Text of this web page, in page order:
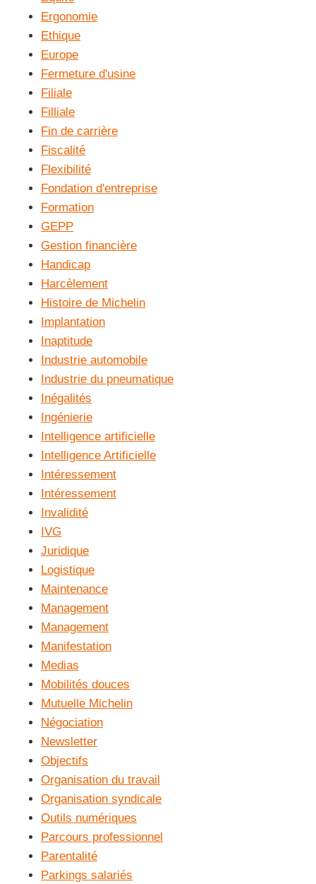
Ergonomie
Ethique
Europe
Fermeture d'usine
Filiale
Filliale
Fin de carrière
Fiscalité
Flexibilité
Fondation d'entreprise
Formation
GEPP
Gestion financière
Handicap
Harcèlement
Histoire de Michelin
Implantation
Inaptitude
Industrie automobile
Industrie du pneumatique
Inégalités
Ingénierie
Intelligence artificielle
Intelligence Artificielle
Intéressement
Intéressement
Invalidité
IVG
Juridique
Logistique
Maintenance
Management
Management
Manifestation
Medias
Mobilités douces
Mutuelle Michelin
Négociation
Newsletter
Objectifs
Organisation du travail
Organisation syndicale
Outils numériques
Parcours professionnel
Parentalité
Parkings salariés